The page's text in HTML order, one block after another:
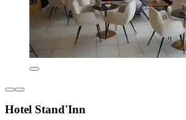
Hotel Stand'Inn